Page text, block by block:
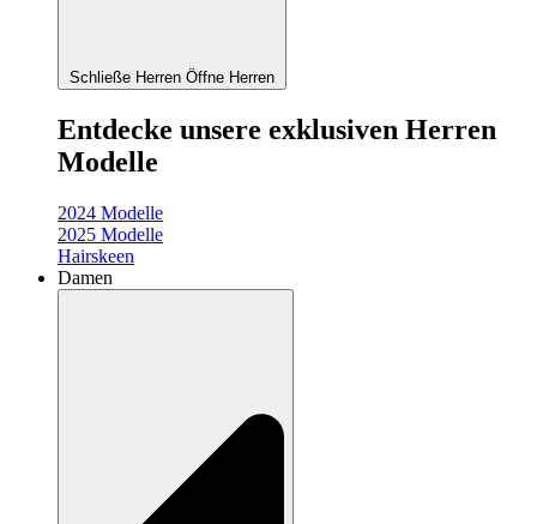
Schließe Herren Öffne Herren
Entdecke unsere exklusiven Herren
Modelle
2024 Modelle
2025 Modelle
Hairskeen
Damen